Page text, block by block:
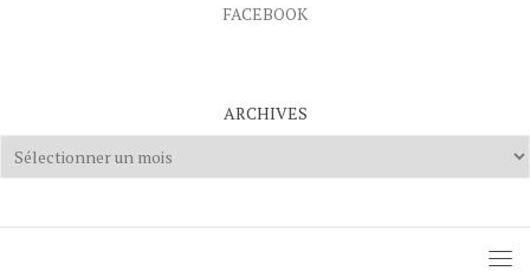
FACEBOOK
ARCHIVES
Archives